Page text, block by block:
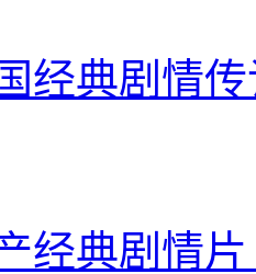
经典剧情
经典剧情